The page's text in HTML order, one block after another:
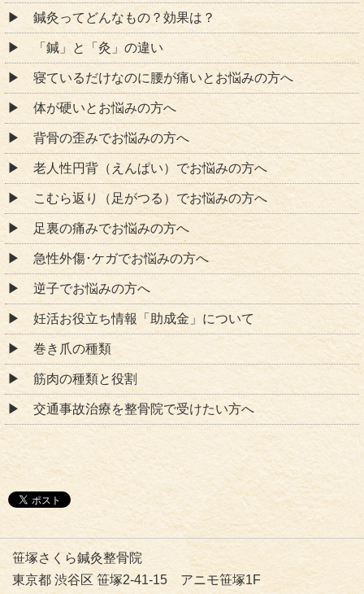
鍼灸ってどんなもの？効果は？
「鍼」と「灸」の違い
寝ているだけなのに腰が痛いとお悩みの方へ
体が硬いとお悩みの方へ
背骨の歪みでお悩みの方へ
老人性円背（えんぱい）でお悩みの方へ
こむら返り（足がつる）でお悩みの方へ
足裏の痛みでお悩みの方へ
急性外傷･ケガでお悩みの方へ
逆子でお悩みの方へ
妊活お役立ち情報「助成金」について
巻き爪の種類
筋肉の種類と役割
交通事故治療を整骨院で受けたい方へ
笹塚さくら鍼灸整骨院
東京都 渋谷区 笹塚2-41-15 アニモ笹塚1F